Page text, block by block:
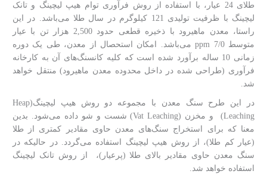
طلای 24 عیار، با استفاده از روش فرآوری توام هیپ لیچینگ و تانک
لیچینگ با ظرفیت تولیدی 121 کیلوگرم در سال طلا می‌باشد. در این
راستا، معدن ماهیرود با ذخیره قطعی حدود 2,500 هزار تن با عیار
متوسط 7/0 ppm می‌باشد. امکان استحصال از معدن، طی یک دوره
زمانی 10 ساله برآورد شده است که کلیه کانسنگ‌های آن به کارخانه
فرآوری (طراحی شده در داخل محدوده معدن ماهیرود) منتقل خواهد
شد.
در این طرح سنگ معدن با مجموعه دو روش هیپ لیچینگ(Heap
Leaching) و مخزن (Vat Leaching) شست ‌و ‌شو داده می‌شود. بدین
معنا که برای استخراج سنگ‌های معدن حاوی مقادیر کمتری از طلا
(عیار کم طلا)، از روش هیپ لیچینگ استفاده می‌گردد. در حالیکه در
سنگ معدن حاوی مقادیر بالای طلا (پرعیار)، از روش تانک لیچینگ
استفاده خواهد شد.